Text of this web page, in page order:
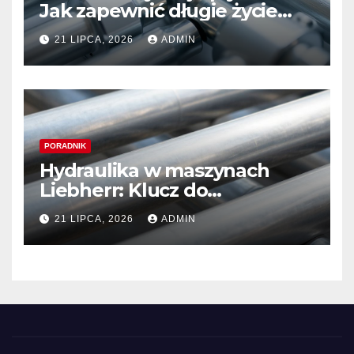
Jak zapewnić długie życie
systemom hydraulicznym
Sauer Danfoss
21 LIPCA, 2026 ADMIN
PORADNIK
Hydraulika w maszynach
Liebherr: Klucz do
niezawodności i optymalnej
wydajności
21 LIPCA, 2026 ADMIN